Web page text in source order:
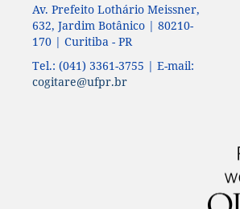
Av. Prefeito Lothário Meissner,
632, Jardim Botânico | 80210-
170 | Curitiba - PR
Tel.: (041) 3361-3755 | E-mail:
cogitare@ufpr.br